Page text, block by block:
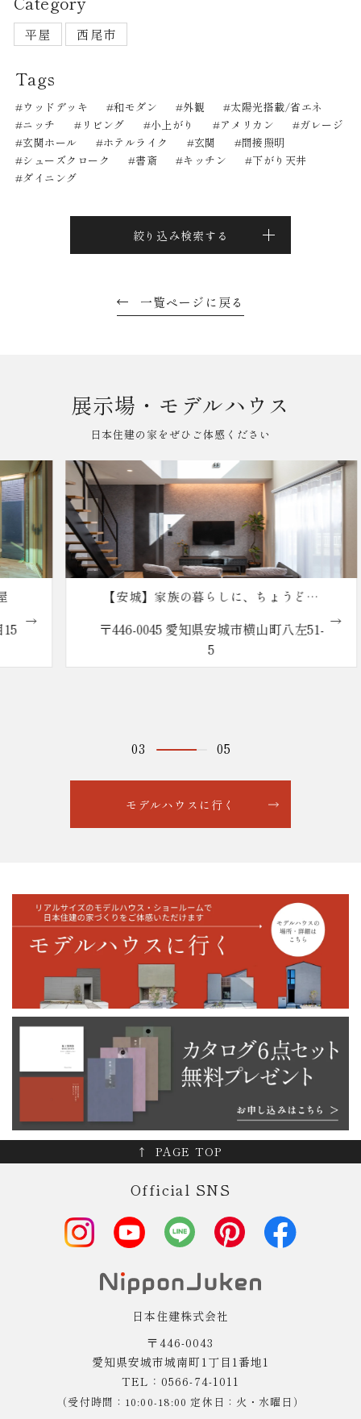
平屋 西尾市
Tags
ウッドデッキ 和モダン 外観
太陽光搭載/省エネ
ニッチ
リビング 小上がり アメリカン
ガレージ
玄関ホール
ホテルライク 玄関
間接照明
シューズクローク
書斎 キッチン
下がり天井
ダイニング
絞り込み検索する
一覧ページに戻る
展示場・モデルハウス
日本住建の家をぜひご体感ください
【安城】家族の暮らしに、ちょうどい
〒446-0045 愛知県安城市横山町八左51-
04 05
モデルハウスに行く
PAGE TOP
Official SNS
日本住建株式会社
〒446-0043
愛知県安城市城南町1丁目1番地1
TEL：0566-74-1011
（受付時間：10:00-18:00 定休日：火・水曜日）